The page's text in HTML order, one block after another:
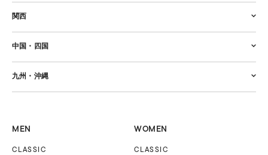
関西
中国・四国
九州・沖縄
MEN
CLASSIC
WOMEN
CLASSIC